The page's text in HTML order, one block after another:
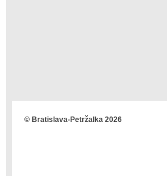
© Bratislava-Petržalka 2026